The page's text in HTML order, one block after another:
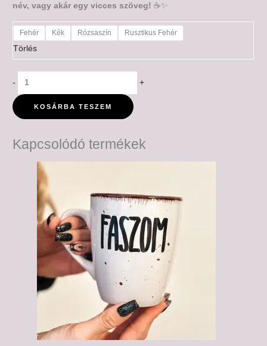
név, vagy akár egy vicces szöveg! ☕✨
Fehér Kék Rózsaszín Rusztikus Fehér
Törlés
- +
KOSÁRBA TESZEM
Kapcsolódó termékek